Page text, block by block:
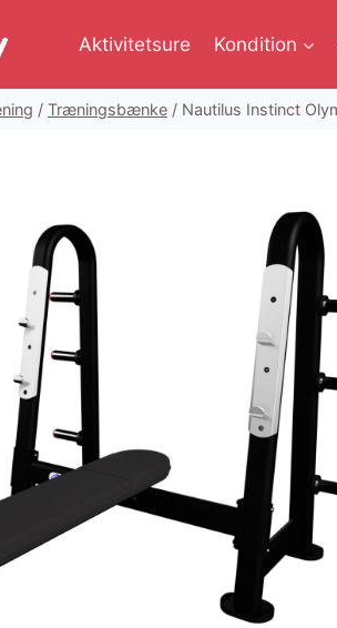
Aktivitetsure Kondition
/ Træningsbænke / Nautilus Instinct